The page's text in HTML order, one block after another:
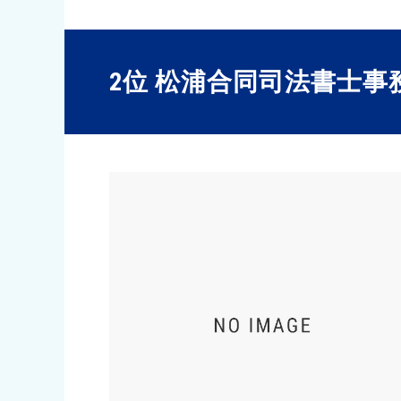
2位 松浦合同司法書士事